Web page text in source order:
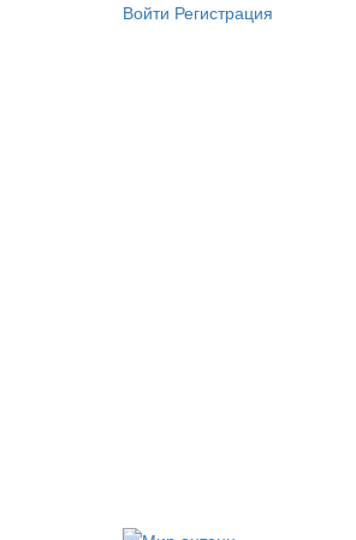
Войти Регистрация